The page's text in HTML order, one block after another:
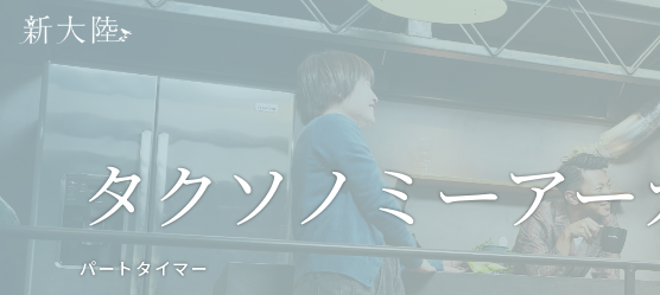
タクソノミーア
パートタイマー